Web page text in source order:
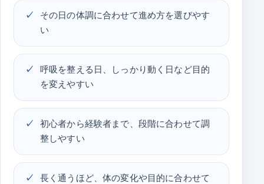
その日の体調に合わせて進め方を選びやす
い
呼吸を整える日、しっかり動く日など目的
を変えやすい
初心者から経験者まで、段階に合わせて調
整しやすい
長く通うほど、体の変化や目的に合わせて